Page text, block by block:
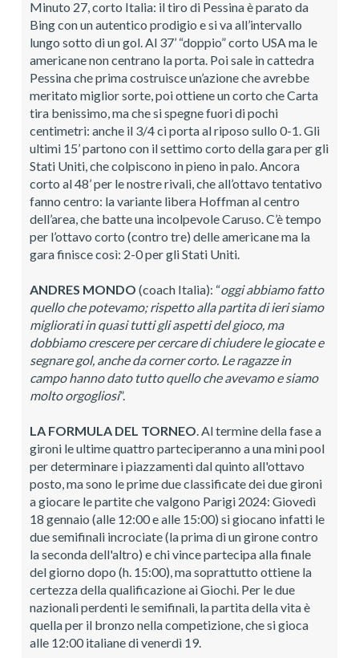
Minuto 27, corto Italia: il tiro di Pessina è parato da
Bing con un autentico prodigio e si va all’intervallo
lungo sotto di un gol. Al 37’ “doppio” corto USA ma le
americane non centrano la porta. Poi sale in cattedra
Pessina che prima costruisce un’azione che avrebbe
meritato miglior sorte, poi ottiene un corto che Carta
tira benissimo, ma che si spegne fuori di pochi
centimetri: anche il 3/4 ci porta al riposo sullo 0-1. Gli
ultimi 15’ partono con il settimo corto della gara per gli
Stati Uniti, che colpiscono in pieno in palo. Ancora
corto al 48’ per le nostre rivali, che all’ottavo tentativo
fanno centro: la variante libera Hoffman al centro
dell’area, che batte una incolpevole Caruso. C’è tempo
per l’ottavo corto (contro tre) delle americane ma la
gara finisce così: 2-0 per gli Stati Uniti.
ANDRES MONDO (coach Italia): “oggi abbiamo fatto
quello che potevamo; rispetto alla partita di ieri siamo
migliorati in quasi tutti gli aspetti del gioco, ma
dobbiamo crescere per cercare di chiudere le giocate e
segnare gol, anche da corner corto. Le ragazze in
campo hanno dato tutto quello che avevamo e siamo
molto orgogliosi”.
LA FORMULA DEL TORNEO . Al termine della fase a
gironi le ultime quattro parteciperanno a una mini pool
per determinare i piazzamenti dal quinto all'ottavo
posto, ma sono le prime due classificate dei due gironi
a giocare le partite che valgono Parigi 2024: Giovedì
18 gennaio (alle 12:00 e alle 15:00) si giocano infatti le
due semifinali incrociate (la prima di un girone contro
la seconda dell'altro) e chi vince partecipa alla finale
del giorno dopo (h. 15:00), ma soprattutto ottiene la
certezza della qualificazione ai Giochi. Per le due
nazionali perdenti le semifinali, la partita della vita è
quella per il bronzo nella competizione, che si gioca
alle 12:00 italiane di venerdì 19.